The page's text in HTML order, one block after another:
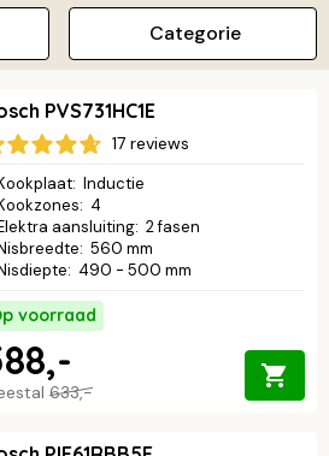
die koken niet alleen makkelijker, maar
helpen we je graag de
te vinden die past bij jouw kookstijl en
Categorie
PVS731HC1E
17 reviews
: Inductie
: 4
aansluiting: 2 fasen
: 560 mm
: 490 - 500 mm
voorraad
633,-